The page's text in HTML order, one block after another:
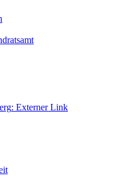
: Externer Link